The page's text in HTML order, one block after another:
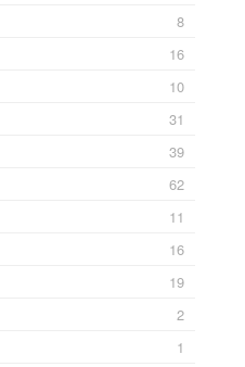
8
16
10
31
39
62
11
16
19
2
1